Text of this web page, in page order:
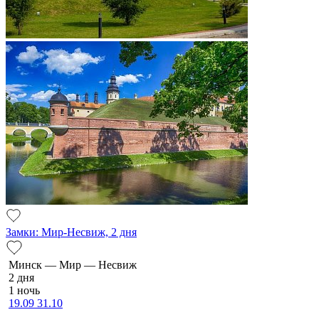
Замки: Мир-Несвиж, 2 дня
Минск — Мир — Несвиж
2 дня
1 ночь
19.09 31.10